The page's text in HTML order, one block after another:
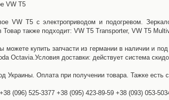
VW T5
VW T5 с электроприводом и подогревом.
Товар также подходит: VW T5 Transporter, VW T5
можете купить запчасти из германии в наличии и
Octavia.Условия доставки: действует система
Украины. Оплата при получении товара. Тажке есть
(096) 525-3377 +38 (095) 423-89-59 +38 (093) 053-